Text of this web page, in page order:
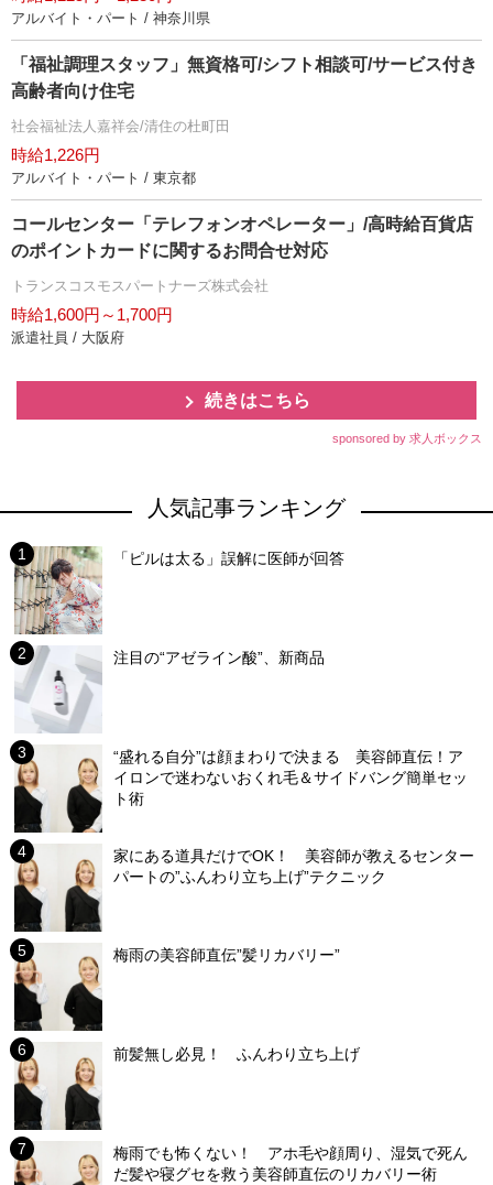
アルバイト・パート / 神奈川県
「福祉調理スタッフ」無資格可/シフト相談可/サービス付き
高齢者向け住宅
社会福祉法人嘉祥会/清住の杜町田
時給1,226円
アルバイト・パート / 東京都
コールセンター「テレフォンオペレーター」/高時給百貨店
のポイントカードに関するお問合せ対応
トランスコスモスパートナーズ株式会社
時給1,600円～1,700円
派遣社員 / 大阪府
続きはこちら
sponsored by 求人ボックス
人気記事ランキング
「ピルは太る」誤解に医師が回答
注目の“アゼライン酸”、新商品
“盛れる自分”は顔まわりで決まる 美容師直伝！ア
イロンで迷わないおくれ毛＆サイドバング簡単セッ
ト術
家にある道具だけでOK！ 美容師が教えるセンター
パートの”ふんわり立ち上げ”テクニック
梅雨の美容師直伝”髪リカバリー”
前髪無し必見！ ふんわり立ち上げ
梅雨でも怖くない！ アホ毛や顔周り、湿気で死ん
だ髪や寝グセを救う美容師直伝のリカバリー術